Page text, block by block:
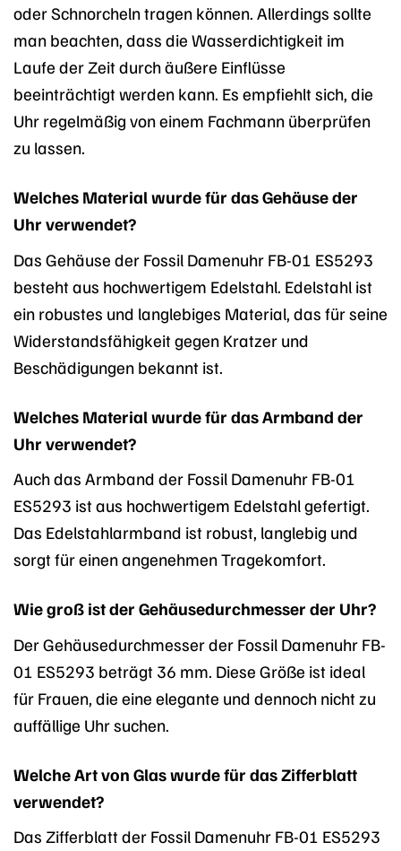
oder Schnorcheln tragen können. Allerdings sollte
man beachten, dass die Wasserdichtigkeit im
Laufe der Zeit durch äußere Einflüsse
beeinträchtigt werden kann. Es empfiehlt sich, die
Uhr regelmäßig von einem Fachmann überprüfen
zu lassen.
Welches Material wurde für das Gehäuse der
Uhr verwendet?
Das Gehäuse der Fossil Damenuhr FB-01 ES5293
besteht aus hochwertigem Edelstahl. Edelstahl ist
ein robustes und langlebiges Material, das für seine
Widerstandsfähigkeit gegen Kratzer und
Beschädigungen bekannt ist.
Welches Material wurde für das Armband der
Uhr verwendet?
Auch das Armband der Fossil Damenuhr FB-01
ES5293 ist aus hochwertigem Edelstahl gefertigt.
Das Edelstahlarmband ist robust, langlebig und
sorgt für einen angenehmen Tragekomfort.
Wie groß ist der Gehäusedurchmesser der Uhr?
Der Gehäusedurchmesser der Fossil Damenuhr FB-
01 ES5293 beträgt 36 mm. Diese Größe ist ideal
für Frauen, die eine elegante und dennoch nicht zu
auffällige Uhr suchen.
Welche Art von Glas wurde für das Zifferblatt
verwendet?
Das Zifferblatt der Fossil Damenuhr FB-01 ES5293